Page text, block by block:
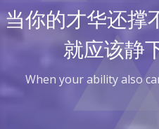
当你的才华还撑
就应该静